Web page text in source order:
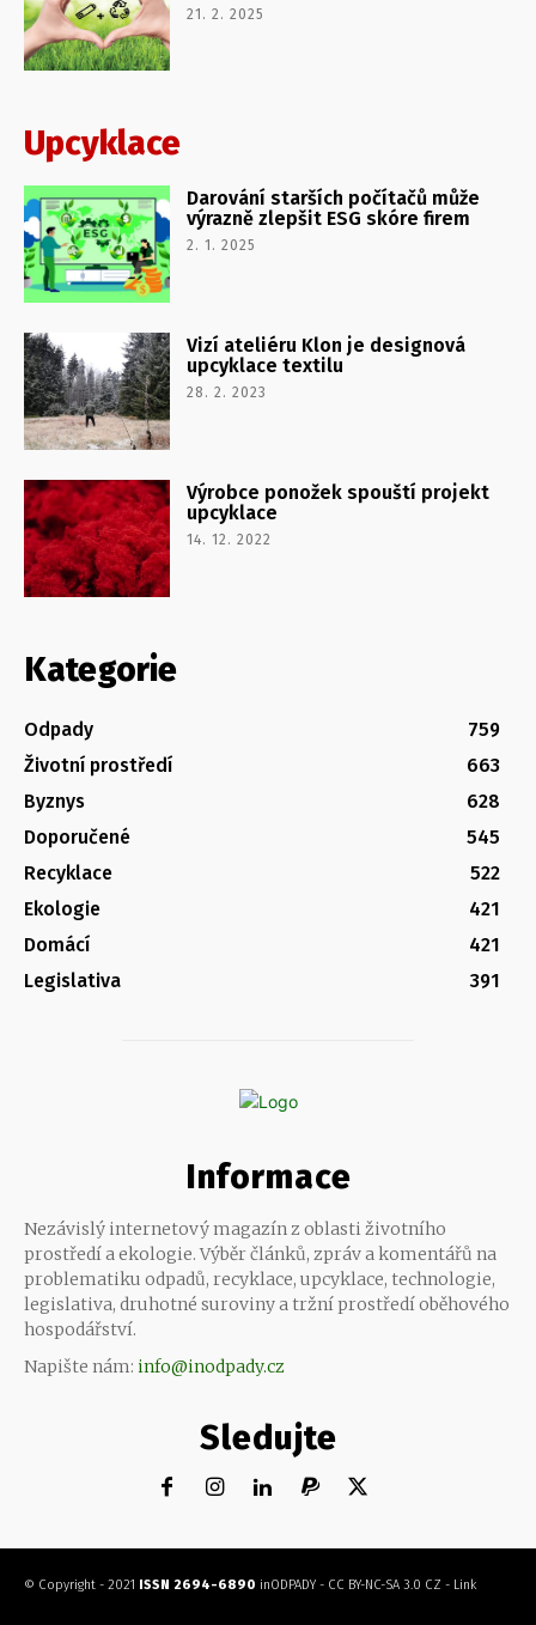
21. 2. 2025
Upcyklace
Darování starších počítačů může
výrazně zlepšit ESG skóre firem
2. 1. 2025
Vizí ateliéru Klon je designová
upcyklace textilu
28. 2. 2023
Výrobce ponožek spouští projekt
upcyklace
14. 12. 2022
Kategorie
Odpady
759
Životní prostředí
663
Byznys
628
Doporučené
545
Recyklace
522
Ekologie
421
Domácí
421
Legislativa
391
Informace
Nezávislý internetový magazín z oblasti životního
prostředí a ekologie. Výběr článků, zpráv a komentářů na
problematiku odpadů, recyklace, upcyklace, technologie,
legislativa, druhotné suroviny a tržní prostředí oběhového
hospodářství.
Napište nám: info@inodpady.cz
Sledujte
© Copyright - 2021 ISSN 2694-6890 inODPADY - CC BY-NC-SA 3.0 CZ - Link